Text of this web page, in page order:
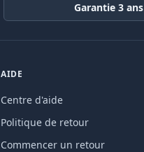
Garantie 3 ans
AIDE
Centre d'aide
Politique de retour
Commencer un retour